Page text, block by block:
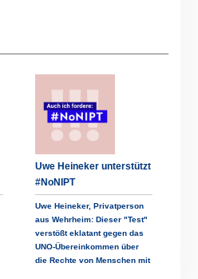
Uwe Heineker unterstützt
#NoNIPT
Uwe Heineker, Privatperson
aus Wehrheim: Dieser "Test"
verstößt eklatant gegen das
UNO-Übereinkommen über
die Rechte von Menschen mit